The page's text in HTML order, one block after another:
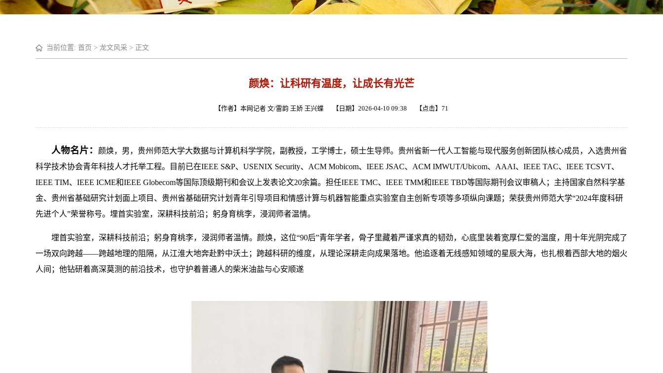
当前位置: 首页 > 龙文风采 > 正文
颜焕：让科研有温度，让成长有光芒
【作者】本网记者 文/雷韵 王娇 王兴蝶 【日期】2026-04-10 09:38 【点击】 71
人物名片：
颜焕，男，贵州师范大学大数据与计算机科学学院，副教授，工学博士，硕士生导师。贵州省新一代人工智能与现代服务创新团队核心成员，入选贵州省
科学技术协会青年科技人才托举工程。目前已在IEEE S&P、USENIX Security、ACM Mobicom、IEEE JSAC、ACM IMWUT/Ubicom、AAAI、IEEE TAC、IEEE TCSVT、
IEEE TIM、IEEE ICME和IEEE Globecom等国际顶级期刊和会议上发表论文20余篇。担任IEEE TMC、IEEE TMM和IEEE TBD等国际期刊会议审稿人；主持国家自然科学基
金、贵州省基础研究计划面上项目、贵州省基础研究计划青年引导项目和情感计算与机器智能重点实验室自主创新专项等多项纵向课题；荣获贵州师范大学“2024年度科研
先进个人”荣誉称号。埋首实验室，深耕科技前沿；躬身育桃李，浸润师者温情。
埋首实验室，深耕科技前沿；躬身育桃李，浸润师者温情。颜焕，这位“90后”青年学者，骨子里藏着严谨求真的韧劲，心底里装着宽厚仁爱的温度，用十年光阴完成了
一场双向跨越——跨越地理的阻隔，从江淮大地奔赴黔中沃土；跨越科研的维度，从理论深耕走向成果落地。他追逐着无线感知领域的星辰大海，也扎根着西部大地的烟火
人间；他钻研着高深莫测的前沿技术，也守护着普通人的柴米油盐与心安顺遂